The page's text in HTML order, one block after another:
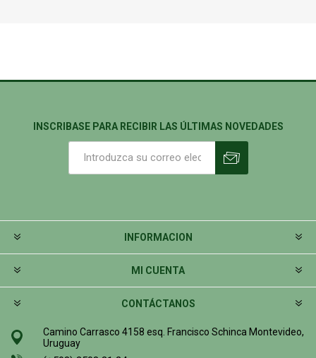
INSCRIBASE PARA RECIBIR LAS ÚLTIMAS NOVEDADES
INFORMACION
MI CUENTA
CONTÁCTANOS
Camino Carrasco 4158 esq. Francisco Schinca Montevideo,
Uruguay